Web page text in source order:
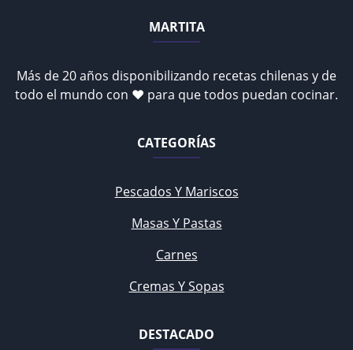
MARTITA
Más de 20 años disponibilizando recetas chilenas y de
todo el mundo con ♥ para que todos puedan cocinar.
CATEGORÍAS
Pescados Y Mariscos
Masas Y Pastas
Carnes
Cremas Y Sopas
DESTACADO